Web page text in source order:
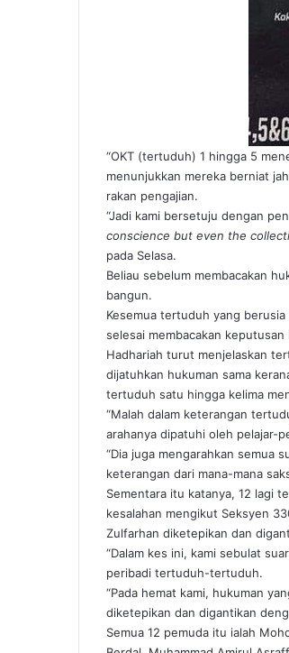
“OKT (tertuduh) 1 hingga 5
menunjukkan mereka berniat
rakan pengajian.
“Jadi kami bersetuju dengan
conscience but even the
pada Selasa.
Beliau sebelum membacakan
bangun.
Kesemua tertuduh yang
selesai membacakan keputusan
Hadhariah turut menjelaskan
dijatuhkan hukuman sama
tertuduh satu hingga kelima
“Malah dalam keterangan
arahanya dipatuhi oleh pelajar-
“Dia juga mengarahkan semua
keterangan dari mana-mana
Sementara itu katanya, 12 lagi
kesalahan mengikut Seksyen
Zulfarhan diketepikan dan
“Dalam kes ini, kami sebulat
peribadi tertuduh-tertuduh.
“Pada hemat kami, hukuman
diketepikan dan digantikan
Semua 12 pemuda itu ialah